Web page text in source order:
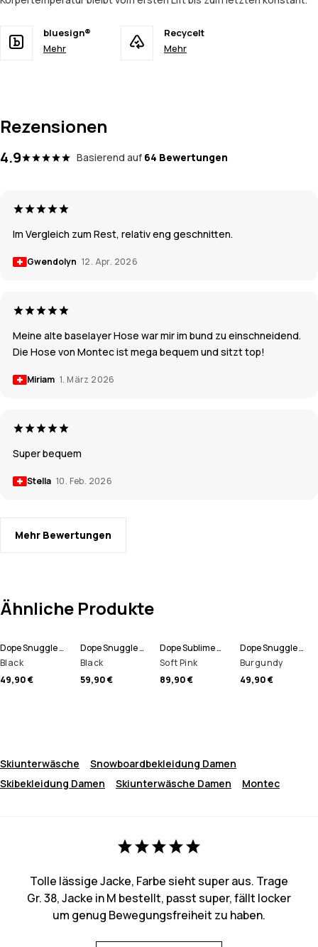
bluesign®
Mehr
Recycelt
Mehr
Rezensionen
4.9 Basierend auf 64 Bewertungen
Im Vergleich zum Rest, relativ eng geschnitten.
Gwendolyn 12. Apr. 2026
Meine alte baselayer Hose war mir im bund zu einschneidend.
Die Hose von Montec ist mega bequem und sitzt top!
Miriam 1. März 2026
Super bequem
Stella 10. Feb. 2026
Mehr Bewertungen
Ähnliche Produkte
Dope Snuggle W Funktionshose Damen
Black
49,90 €
Dope Snuggle W Funktionsshirt Damen
Black
59,90 €
Dope Sublime W Fleece Hoodie Damen
Soft Pink
89,90 €
Dope Snuggle W Funktionshose Damen
Burgundy
49,90 €
Skiunterwäsche
Snowboardbekleidung Damen
Skibekleidung Damen
Skiunterwäsche Damen Montec
Tolle lässige Jacke, Farbe sieht super aus. Trage
Gr. 38, Jacke in M bestellt, passt super, fällt locker
um genug Bewegungsfreiheit zu haben.